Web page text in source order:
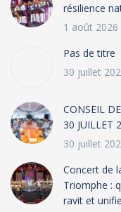
résilience
1 août 2026
Pas de titre
30 juillet
CONSEIL
30 JUILLET
30 juillet
‎​Concert de
Triomphe :
ravit et unifie